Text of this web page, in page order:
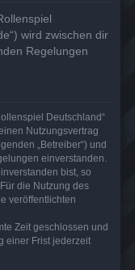
wird zwischen dir
Regelungen
Deutschland“
Nutzungsvertrag
„Betreiber“) und
einverstanden.
bist, so
die Nutzung des
veröffentlichten
Zeit geschlossen und
einer Frist jederzeit